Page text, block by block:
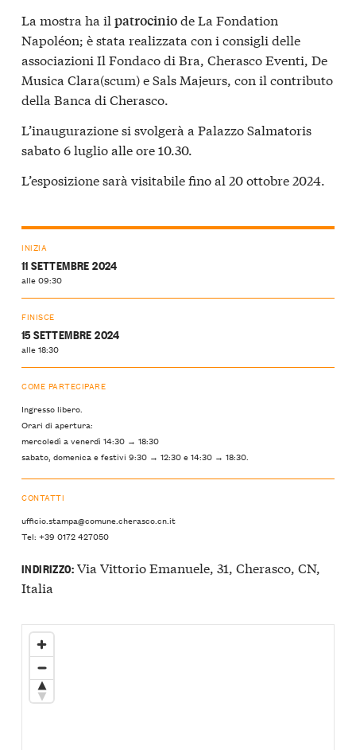
La mostra ha il patrociniode La Fondation
Napoléon; è stata realizzata con i consigli delle
associazioni Il Fondaco di Bra, Cherasco Eventi, De
Musica Clara(scum) e Sals Majeurs, con il contributo
della Banca di Cherasco.
L’inaugurazione si svolgerà a Palazzo Salmatoris
sabato 6 luglio alle ore 10.30.
L’esposizione sarà visitabile fino al 20 ottobre 2024.
INIZIA
11 SETTEMBRE 2024
alle 09:30
FINISCE
15 SETTEMBRE 2024
alle 18:30
COME PARTECIPARE
Ingresso libero.
Orari di apertura:
mercoledì a venerdì 14:30 → 18:30
sabato, domenica e festivi 9:30 → 12:30 e 14:30 → 18:30.
CONTATTI
ufficio.stampa@comune.cherasco.cn.it
Tel: +39 0172 427050
INDIRIZZO:Via Vittorio Emanuele, 31, Cherasco, CN,
Italia